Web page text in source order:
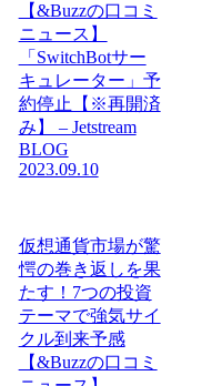
【&Buzzの口コミ
ニュース】
「SwitchBotサー
キュレーター」予
約停止【※再開済
み】 – Jetstream
BLOG
2023.09.10
仮想通貨市場が驚
愕の巻き返しを果
たす！7つの投資
テーマで強気サイ
クル到来予感
【&Buzzの口コミ